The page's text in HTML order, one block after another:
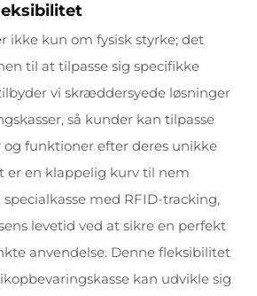
ikke kun om fysisk styrke; det
til at tilpasse sig specifikke
vi skræddersyede løsninger
så kunder kan tilpasse
og funktioner efter deres unikke
er en klappelig kurv til nem
med RFID-tracking,
levetid ved at sikre en perfekt
anvendelse. Denne fleksibilitet
kan udvikle sig